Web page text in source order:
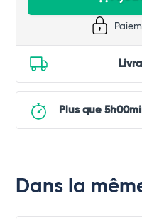
Plus que
Dans la